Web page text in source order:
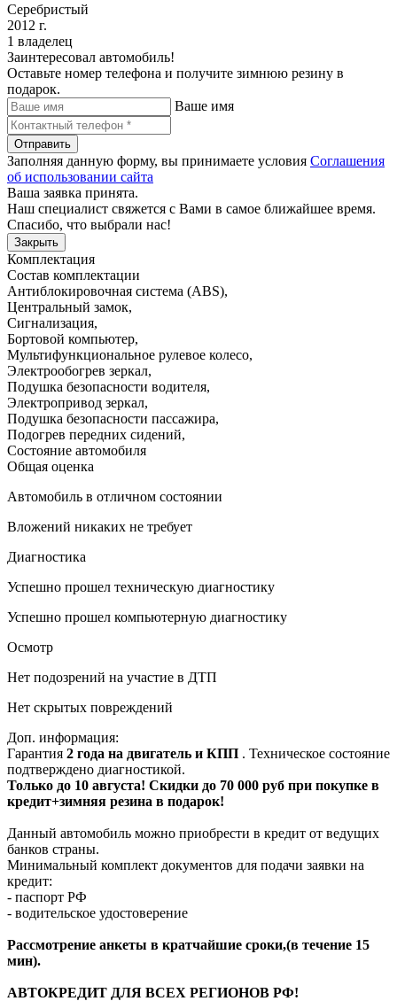
Серебристый
2012 г.
1 владелец
Заинтересовал автомобиль!
Оставьте номер телефона и получите зимнюю резину в
подарок.
Ваше имя
Отправить
Заполняя данную форму, вы принимаете условия Соглашения
об использовании сайта
Ваша заявка принята.
Наш специалист свяжется с Вами в самое ближайшее время.
Спасибо, что выбрали нас!
Закрыть
Комплектация
Состав комплектации
Антиблокировочная система (ABS),
Центральный замок,
Сигнализация,
Бортовой компьютер,
Мультифункциональное рулевое колесо,
Электрообогрев зеркал,
Подушка безопасности водителя,
Электропривод зеркал,
Подушка безопасности пассажира,
Подогрев передних сидений,
Состояние автомобиля
Общая оценка
Автомобиль в отличном состоянии
Вложений никаких не требует
Диагностика
Успешно прошел техническую диагностику
Успешно прошел компьютерную диагностику
Осмотр
Нет подозрений на участие в ДТП
Нет скрытых повреждений
Доп. информация:
Гарантия 2 года на двигатель и КПП . Техническое состояние
подтверждено диагностикой.
Только до 10 августа! Скидки до 70 000 руб при покупке в
кредит+зимняя резина в подарок!
Данный автомобиль можно приобрести в кредит от ведущих
банков страны.
Минимальный комплект документов для подачи заявки на
кредит:
- паспорт РФ
- водительское удостоверение
Рассмотрение анкеты в кратчайшие сроки,(в течение 15
мин).
АВТОКРЕДИТ ДЛЯ ВСЕХ РЕГИОНОВ РФ!